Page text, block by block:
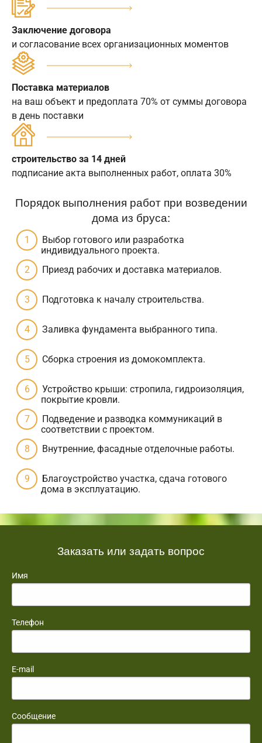
Заключение договора
и согласование всех организационных моментов
Поставка материалов
на ваш объект и предоплата 70% от суммы договора
в день поставки
строительство за 14 дней
подписание акта выполненных работ, оплата 30%
Порядок выполнения работ при возведении
дома из бруса:
Выбор готового или разработка
индивидуального проекта.
Приезд рабочих и доставка материалов.
Подготовка к началу строительства.
Заливка фундамента выбранного типа.
Сборка строения из домокомплекта.
Устройство крыши: стропила, гидроизоляция,
покрытие кровли.
Подведение и разводка коммуникаций в
соответствии с проектом.
Внутренние, фасадные отделочные работы.
Благоустройство участка, сдача готового
дома в эксплуатацию.
Заказать или задать вопрос
Имя
Телефон
E-mail
Сообщение